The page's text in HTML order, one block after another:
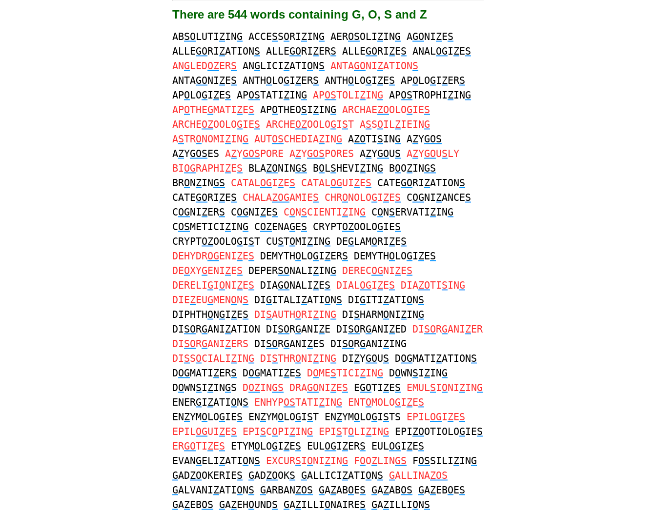
There are 544 words containing G, O, S and Z
ABSOLUTIZING ACCESSORIZING AEROSOLIZING AGONIZES
ALLEGORIZATIONS ALLEGORIZERS ALLEGORIZES ANALOGIZES
ANGLEDOZERS ANGLICIZATIONS ANTAGONIZATIONS
ANTAGONIZES ANTHOLOGIZERS ANTHOLOGIZES APOLOGIZERS
APOLOGIZES APOSTATIZING APOSTOLIZING APOSTROPHIZING
APOTHEGMATIZES APOTHEOSIZING ARCHAEZOOLOGIES
ARCHEOZOOLOGIES ARCHEOZOOLOGIST ASSOILZIEING
ASTRONOMIZING AUTOSCHEDIAZING AZOTISING AZYGOS
AZYGOSES AZYGOSPORE AZYGOSPORES AZYGOUS AZYGOUSLY
BIOGRAPHIZES BLAZONINGS BOLSHEVIZING BOOZINGS
BRONZINGS CATALOGIZES CATALOGUIZES CATEGORIZATIONS
CATEGORIZES CHALAZOGAMIES CHRONOLOGIZES COGNIZANCES
COGNIZERS COGNIZES CONSCIENTIZING CONSERVATIZING
COSMETICIZING COZENAGES CRYPTOZOOLOGIES
CRYPTOZOOLOGIST CUSTOMIZING DEGLAMORIZES
DEHYDROGENIZES DEMYTHOLOGIZERS DEMYTHOLOGIZES
DEOXYGENIZES DEPERSONALIZING DERECOGNIZES
DERELIGIONIZES DIAGONALIZES DIALOGIZES DIAZOTISING
DIEZEUGMENONS DIGITALIZATIONS DIGITIZATIONS
DIPHTHONGIZES DISAUTHORIZING DISHARMONIZING
DISORGANIZATION DISORGANIZE DISORGANIZED DISORGANIZER
DISORGANIZERS DISORGANIZES DISORGANIZING
DISSOCIALIZING DISTHRONIZING DIZYGOUS DOGMATIZATIONS
DOGMATIZERS DOGMATIZES DOMESTICIZING DOWNSIZING
DOWNSIZINGS DOZINGS DRAGONIZES EGOTIZES EMULSIONIZING
ENERGIZATIONS ENHYPOSTATIZING ENTOMOLOGIZES
ENZYMOLOGIES ENZYMOLOGIST ENZYMOLOGISTS EPILOGIZES
EPILOGUIZES EPISCOPIZING EPISTOLIZING EPIZOOTIOLOGIES
ERGOTIZES ETYMOLOGIZES EULOGIZERS EULOGIZES
EVANGELIZATIONS EXCURSIONIZING FOOZLINGS FOSSILIZING
GADZOOKERIES GADZOOKS GALLICIZATIONS GALLINAZOS
GALVANIZATIONS GARBANZOS GAZABOES GAZABOS GAZEBOES
GAZEBOS GAZEHOUNDS GAZILLIONAIRES GAZILLIONS